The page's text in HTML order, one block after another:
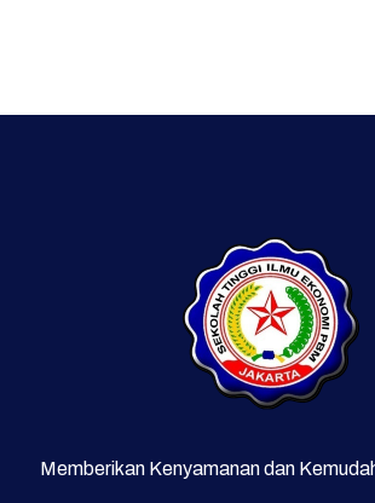
Memberikan Kenyamanan dan